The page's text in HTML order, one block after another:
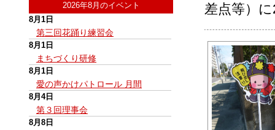
2026年8月のイベント
8月1日
第三回花踊り練習会
8月1日
まちづくり研修
8月1日
愛の声かけパトロール 月間
8月4日
第３回理事会
8月8日
差点等）